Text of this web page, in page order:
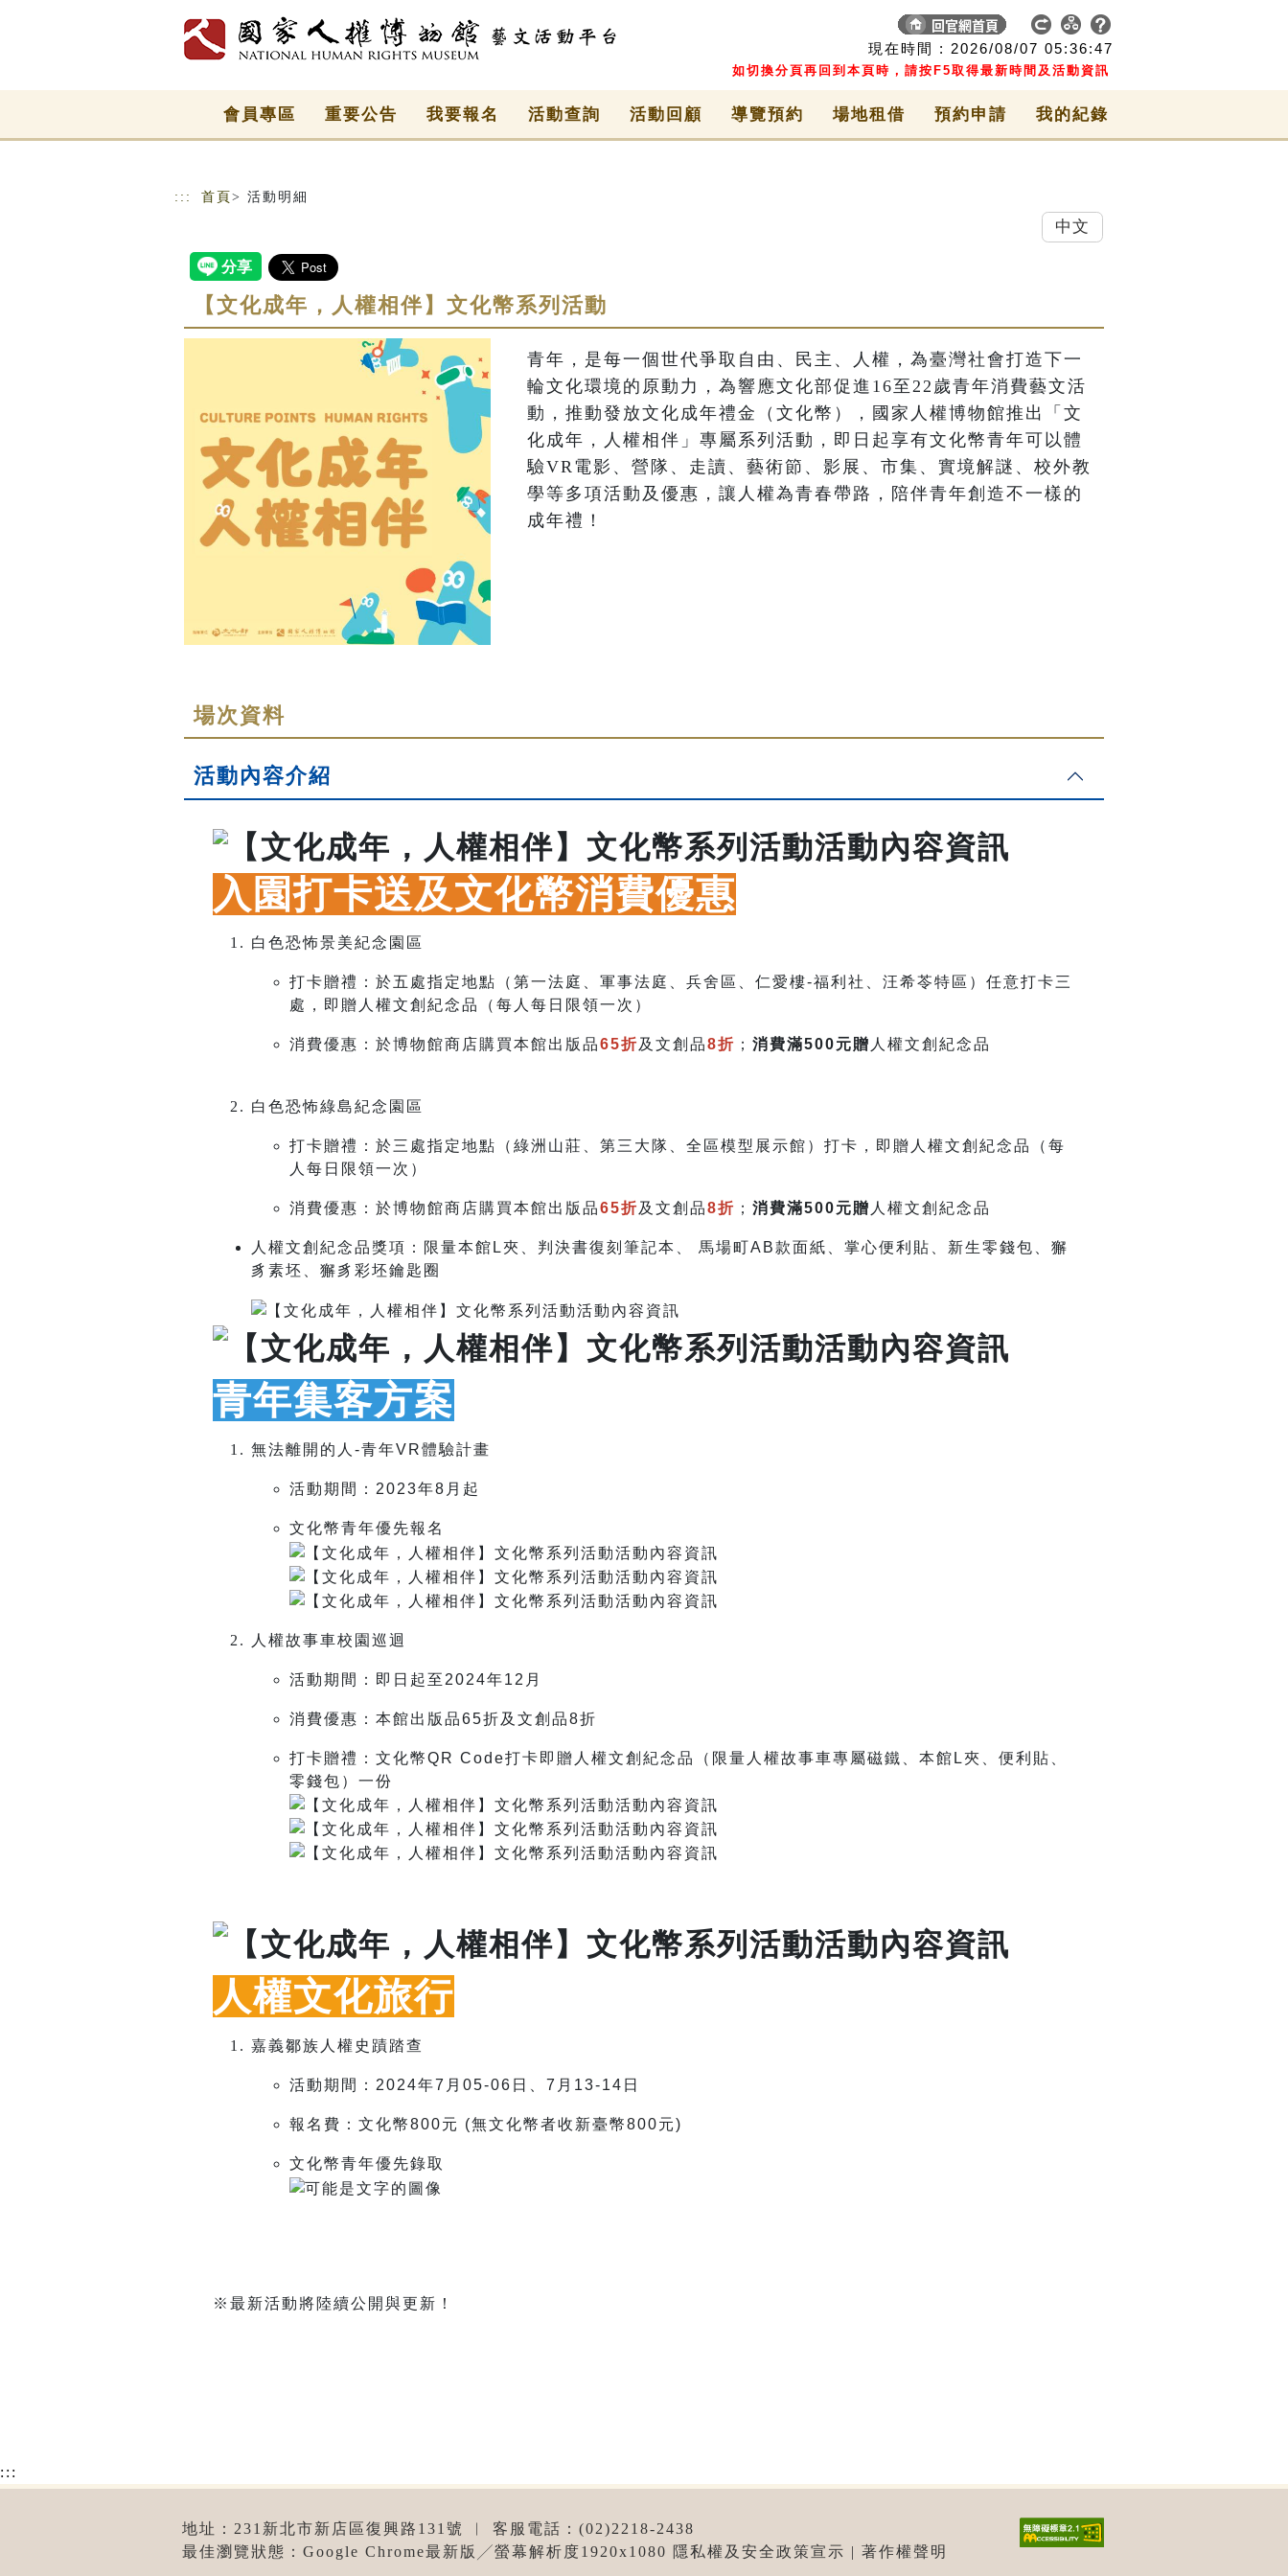
現在時間 : 2026/08/07 05:36:48
如切換分頁再回到本頁時，請按F5取得最新時間及活動資訊
會員專區 重要公告 我要報名 活動查詢 活動回顧 導覽預約 場地租借 預約申請 我的紀錄
::: 首頁 > 活動明細
【文化成年，人權相伴】文化幣系列活動
青年，是每一個世代爭取自由、民主、人權，為臺灣社會打造下一
輪文化環境的原動力，為響應文化部促進16至22歲青年消費藝文活
動，推動發放文化成年禮金（文化幣），國家人權博物館推出「文
化成年，人權相伴」專屬系列活動，即日起享有文化幣青年可以體
驗VR電影、營隊、走讀、藝術節、影展、市集、實境解謎、校外教
學等多項活動及優惠，讓人權為青春帶路，陪伴青年創造不一樣的
成年禮！
場次資料
活動內容介紹
入園打卡送及文化幣消費優惠
白色恐怖景美紀念園區
打卡贈禮：於五處指定地點（第一法庭、軍事法庭、兵舍區、仁愛樓-福利社、汪希苓特區）任意打卡三
處，即贈 人權文創紀念品（每人每日限領一次）
消費優惠：於博物館商店購買本館出版品65折及文創品8折 ； 消費滿500元贈 人權文創紀念品
白色恐怖綠島紀念園區
打卡贈禮：於三處指定地點（綠洲山莊、第三大隊、全區模型展示館）打卡，即贈 人權文創紀念品（每
人每日限領一次）
消費優惠：於博物館商店購買本館出版品65折及文創品8折 ； 消費滿500元贈 人權文創紀念品
人權文創紀念品獎項：
限量本館L夾、判決書復刻筆記本、 馬場町AB款面紙、掌心便利貼、新生零錢包、獬
豸素坯、獬豸彩坯鑰匙圈
青年集客方案
無法離開的人-青年VR體驗計畫
活動期間：2023年8月起
文化幣青年優先報名
人權故事車校園巡迴
活動期間：即日起至2024年12月
消費優惠：本館出版品65折及文創品8折
打卡贈禮：文化幣QR Code打卡即贈人權文創紀念品（限量人權故事車專屬磁鐵、本館L夾、便利貼、
零錢包）一份
人權文化旅行
嘉義鄒族人權史蹟踏查
活動期間：2024年7月05-06日、7月13-14日
報名費：文化幣800元 (無文化幣者收新臺幣800元)
文化幣青年優先錄取
※最新活動將陸續公開與更新！
:::
地址：231新北市新店區復興路131號 ︱ 客服電話：(02)2218-2438
最佳瀏覽狀態：Google Chrome最新版╱螢幕解析度1920x1080 隱私權及安全政策宣示 | 著作權聲明